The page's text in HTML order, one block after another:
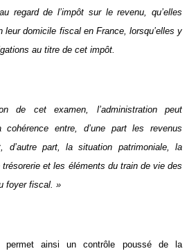
regard de l’impôt sur le revenu, qu’elles
leur domicile fiscal en France, lorsqu’elles y
au titre de cet impôt.
de cet examen, l’administration peut
cohérence entre, d’une part les revenus
d’autre part, la situation patrimoniale, la
et les éléments du train de vie des
foyer fiscal. »
permet ainsi un contrôle poussé de la